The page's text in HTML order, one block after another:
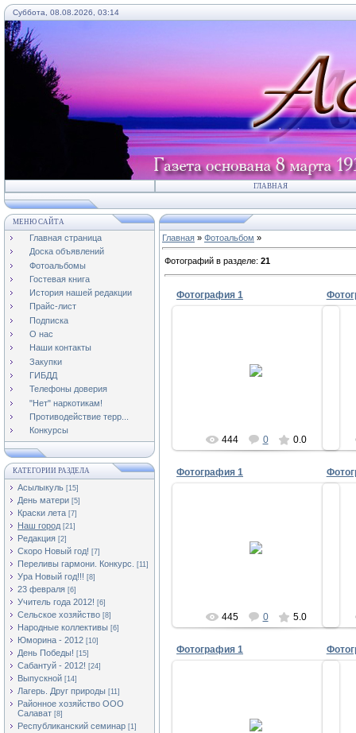
Суббота, 08.08.2026, 03:14
ГЛАВНАЯ
МЕНЮ САЙТА
Главная страница
Доска объявлений
Фотоальбомы
Гостевая книга
История нашей редакции
Прайс-лист
Подписка
О нас
Наши контакты
Закупки
ГИБДД
Телефоны доверия
"Нет" наркотикам!
Противодействие терр...
Конкурсы
КАТЕГОРИИ РАЗДЕЛА
Асылыкуль [15]
День матери [5]
Краски лета [7]
Наш город [21]
Редакция [2]
Скоро Новый год! [7]
Переливы гармони. Конкурс. [11]
Ура Новый год!!! [8]
23 февраля [6]
Учитель года 2012! [6]
Сельское хозяйство [8]
Народные коллективы [6]
Юморина - 2012 [10]
День Победы! [15]
Сабантуй - 2012! [24]
Выпускной [14]
Лагерь. Друг природы [11]
Районное хозяйство ООО
Салават [8]
Республиканский семинар [1]
Главная » Фотоальбом »
Фотографий в разделе: 21
Фотография 1
444 0 0.0
Фотография 1
445 0 5.0
Фотография 1